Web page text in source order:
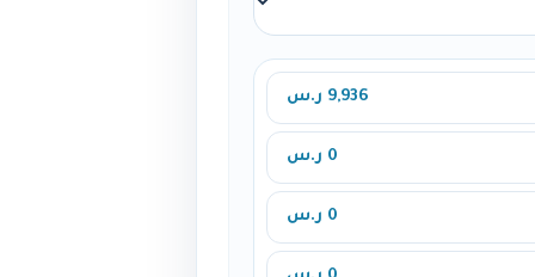
9,936 ر.س
0 ر.س
0 ر.س